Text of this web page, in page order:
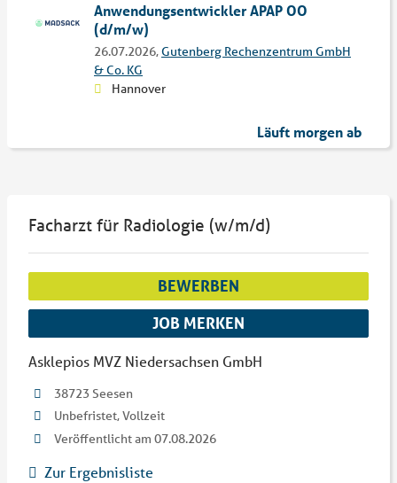
Anwendungsentwickler APAP OO
(d/m/w)
26.07.2026,Gutenberg Rechenzentrum GmbH
& Co. KG
Hannover
Läuft morgen ab
Facharzt für Radiologie (w/m/d)
BEWERBEN
JOB MERKEN
Asklepios MVZ Niedersachsen GmbH
38723 Seesen
Unbefristet, Vollzeit
Veröffentlicht am 07.08.2026
Zur Ergebnisliste